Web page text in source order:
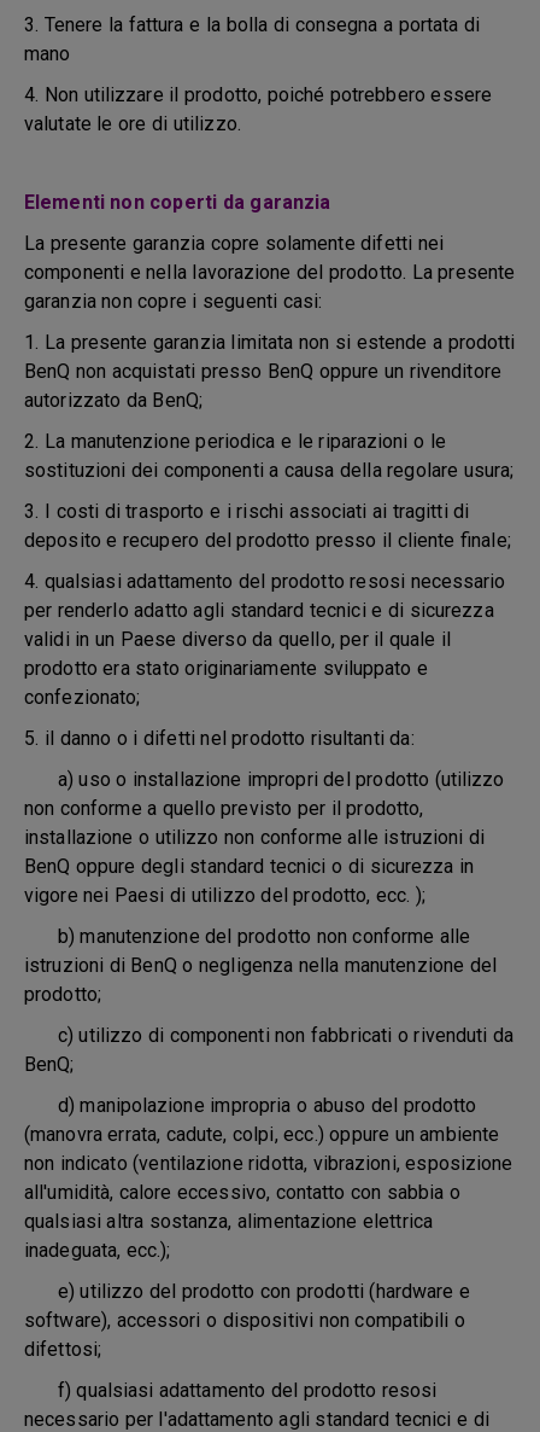
3. Tenere la fattura e la bolla di consegna a portata di
mano
4. Non utilizzare il prodotto, poiché potrebbero essere
valutate le ore di utilizzo.
Elementi non coperti da garanzia
La presente garanzia copre solamente difetti nei
componenti e nella lavorazione del prodotto. La presente
garanzia non copre i seguenti casi:
1. La presente garanzia limitata non si estende a prodotti
BenQ non acquistati presso BenQ oppure un rivenditore
autorizzato da BenQ;
2. La manutenzione periodica e le riparazioni o le
sostituzioni dei componenti a causa della regolare usura;
3. I costi di trasporto e i rischi associati ai tragitti di
deposito e recupero del prodotto presso il cliente finale;
4. qualsiasi adattamento del prodotto resosi necessario
per renderlo adatto agli standard tecnici e di sicurezza
validi in un Paese diverso da quello, per il quale il
prodotto era stato originariamente sviluppato e
confezionato;
5. il danno o i difetti nel prodotto risultanti da:
a) uso o installazione impropri del prodotto (utilizzo
non conforme a quello previsto per il prodotto,
installazione o utilizzo non conforme alle istruzioni di
BenQ oppure degli standard tecnici o di sicurezza in
vigore nei Paesi di utilizzo del prodotto, ecc. );
b) manutenzione del prodotto non conforme alle
istruzioni di BenQ o negligenza nella manutenzione del
prodotto;
c) utilizzo di componenti non fabbricati o rivenduti da
BenQ;
d) manipolazione impropria o abuso del prodotto
(manovra errata, cadute, colpi, ecc.) oppure un ambiente
non indicato (ventilazione ridotta, vibrazioni, esposizione
all'umidità, calore eccessivo, contatto con sabbia o
qualsiasi altra sostanza, alimentazione elettrica
inadeguata, ecc.);
e) utilizzo del prodotto con prodotti (hardware e
software), accessori o dispositivi non compatibili o
difettosi;
f) qualsiasi adattamento del prodotto resosi
necessario per l'adattamento agli standard tecnici e di